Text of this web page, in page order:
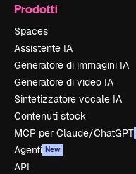
Prodotti
Spaces
Assistente IA
Generatore di immagini IA
Generatore di video IA
Sintetizzatore vocale IA
Contenuti stock
MCP per Claude/ChatGPT
Agenti New
API